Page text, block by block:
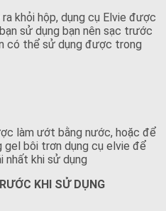
khỏi hộp, dụng cụ Elvie được
sử dụng bạn nên sạc trước
có thể sử dụng được trong
làm ướt bằng nước, hoặc để
gel bôi trơn dụng cụ elvie để
nhất khi sử dụng
KHI SỬ DỤNG